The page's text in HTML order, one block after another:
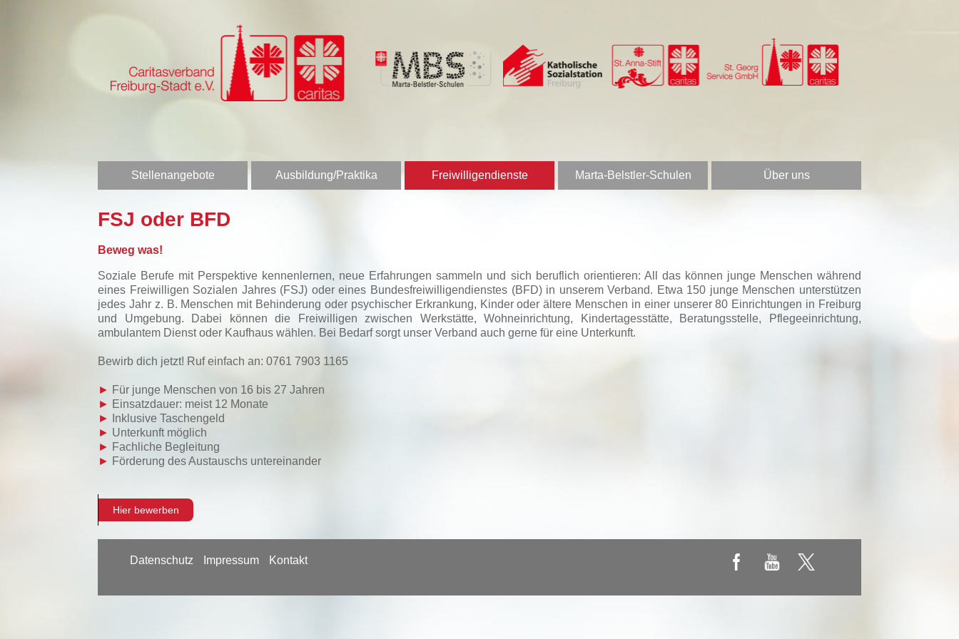
Stellenangebote Ausbildung/Praktika Freiwilligendienste Marta-Belstler-Schulen Über uns
FSJ oder BFD
Beweg was!
Soziale Berufe mit Perspektive kennenlernen, neue Erfahrungen sammeln und sich beruflich orientieren: All das können junge Menschen während
eines Freiwilligen Sozialen Jahres (FSJ) oder eines Bundesfreiwilligendienstes (BFD) in unserem Verband. Etwa 150 junge Menschen unterstützen
jedes Jahr z. B. Menschen mit Behinderung oder psychischer Erkrankung, Kinder oder ältere Menschen in einer unserer 80 Einrichtungen in Freiburg
und Umgebung. Dabei können die Freiwilligen zwischen Werkstätte, Wohneinrichtung, Kindertagesstätte, Beratungsstelle, Pflegeeinrichtung,
ambulantem Dienst oder Kaufhaus wählen. Bei Bedarf sorgt unser Verband auch gerne für eine Unterkunft.
Bewirb dich jetzt! Ruf einfach an: 0761 7903 1165
► Für junge Menschen von 16 bis 27 Jahren
► Einsatzdauer: meist 12 Monate
►
Inklusive Taschengeld
► Unterkunft möglich
► Fachliche Begleitung
► Förderung des Austauschs untereinander
Hier bewerben
Datenschutz Impressum Kontakt